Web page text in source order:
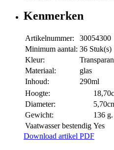
Kenmerken
Artikelnummer:
30054300
Minimum aantal: 36 Stuk(s)
Kleur:
Materiaal:
glas
Inhoud:
290ml
Hoogte:
Diameter:
Gewicht:
136 g.
Vaatwasser bestendig Yes
Download artikel PDF